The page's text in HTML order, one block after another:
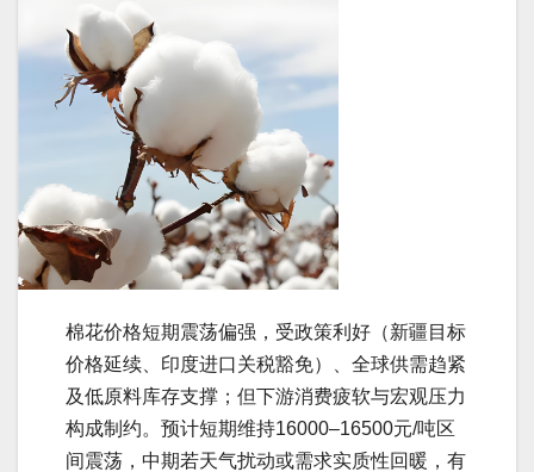
棉花价格短期震荡偏强，受政策利好（新疆目标
价格延续、印度进口关税豁免）、全球供需趋紧
及低原料库存支撑；但下游消费疲软与宏观压力
构成制约。预计短期维持16000–16500元/吨区
间震荡，中期若天气扰动或需求实质性回暖，有